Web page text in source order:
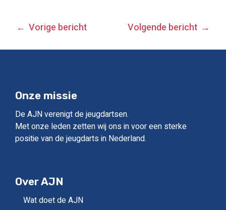
BERICHT
NAVIGATIE
Vorige bericht Volgende bericht
Onze missie
De AJN verenigt de jeugdartsen.
Met onze leden zetten wij ons in voor een sterke
positie van de jeugdarts in Nederland.
Over AJN
Wat doet de AJN